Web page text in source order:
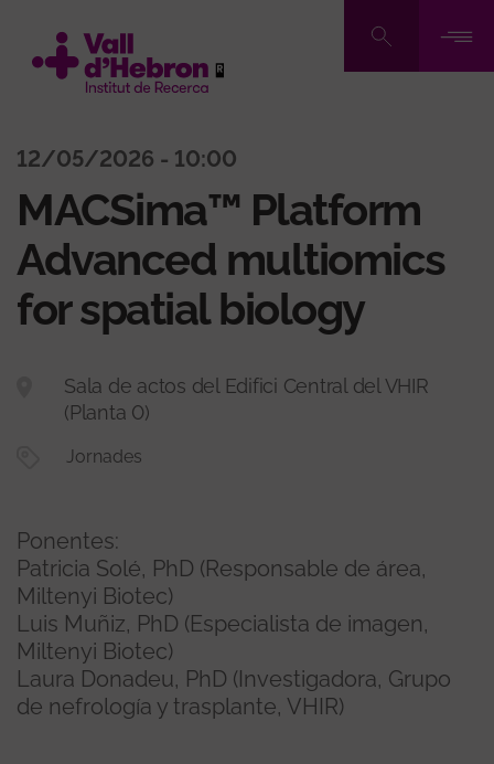
contenido
12/05/2026 - 10:00
MACSima™ Platform
Advanced multiomics
for spatial biology
Sala de actos del Edifici Central del VHIR
(Planta 0)
Jornades
Ponentes:
Patricia Solé, PhD (Responsable de área,
Miltenyi Biotec)
Luis Muñiz, PhD (Especialista de imagen,
Miltenyi Biotec)
Laura Donadeu, PhD (Investigadora, Grupo
de nefrología y trasplante, VHIR)